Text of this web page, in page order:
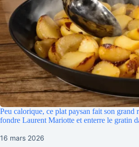
Peu calorique, ce plat paysan fait son grand
fondre Laurent Mariotte et enterre le gratin
16 mars 2026